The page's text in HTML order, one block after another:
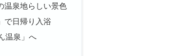
温泉地らしい景色
で日帰り入浴
温泉」へ